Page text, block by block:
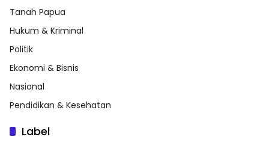
Tanah Papua
Hukum & Kriminal
Politik
Ekonomi & Bisnis
Nasional
Pendidikan & Kesehatan
Label